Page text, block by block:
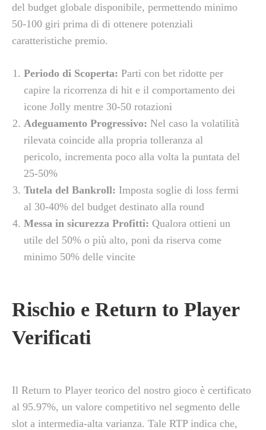
del budget globale disponibile, permettendo minimo
50-100 giri prima di di ottenere potenziali
caratteristiche premio.
Periodo di Scoperta: Parti con bet ridotte per
capire la ricorrenza di hit e il comportamento dei
icone Jolly mentre 30-50 rotazioni
Adeguamento Progressivo: Nel caso la volatilità
rilevata coincide alla propria tolleranza al
pericolo, incrementa poco alla volta la puntata del
25-50%
Tutela del Bankroll: Imposta soglie di loss fermi
al 30-40% del budget destinato alla round
Messa in sicurezza Profitti: Qualora ottieni un
utile del 50% o più alto, poni da riserva come
minimo 50% delle vincite
Rischio e Return to Player
Verificati
Il Return to Player teorico del nostro gioco è certificato
al 95.97%, un valore competitivo nel segmento delle
slot a intermedia-alta varianza. Tale RTP indica che,